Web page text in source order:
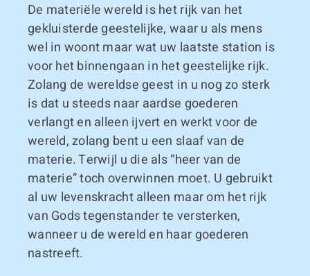
De materiële wereld is het rijk van het
gekluisterde geestelijke, waar u als mens
wel in woont maar wat uw laatste station is
voor het binnengaan in het geestelijke rijk.
Zolang de wereldse geest in u nog zo sterk
is dat u steeds naar aardse goederen
verlangt en alleen ijvert en werkt voor de
wereld, zolang bent u een slaaf van de
materie. Terwijl u die als “heer van de
materie” toch overwinnen moet. U gebruikt
al uw levenskracht alleen maar om het rijk
van Gods tegenstander te versterken,
wanneer u de wereld en haar goederen
nastreeft.